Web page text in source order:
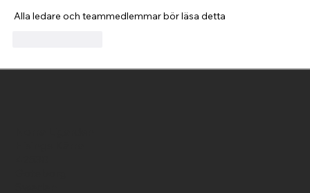
Alla ledare och teammedlemmar bör läsa detta